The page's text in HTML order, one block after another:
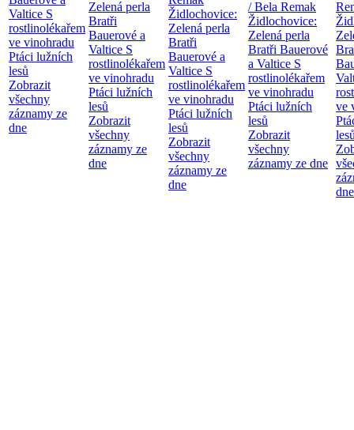
Valtice S
rostlinolékařem
ve vinohradu
Ptáci lužních
lesů
Zobrazit
všechny
záznamy ze
dne
Zelená perla
Bratři
Bauerové a
Valtice S
rostlinolékařem
ve vinohradu
Ptáci lužních
lesů
Zobrazit
všechny
záznamy ze
dne
Židlochovice:
Zelená perla
Bratři
Bauerové a
Valtice S
rostlinolékařem
ve vinohradu
Ptáci lužních
lesů
Zobrazit
všechny
záznamy ze
dne
/ Bela Remak
Židlochovice:
Zelená perla
Bratři Bauerové
a Valtice S
rostlinolékařem
ve vinohradu
Ptáci lužních
lesů
Zobrazit
všechny
záznamy ze dne
ve
dne